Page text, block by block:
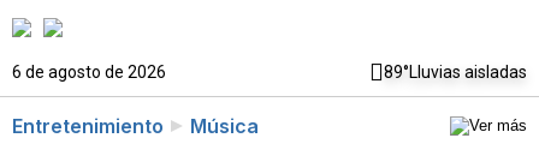
6 de agosto de 2026 89°Lluvias aisladas
Entretenimiento Música